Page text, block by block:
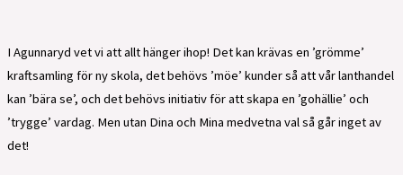
I Agunnaryd vet vi att allt hänger ihop! Det kan krävas en ’grömme’
kraftsamling för ny skola, det behövs ’möe’ kunder så att vår lanthandel
kan ’bära se’, och det behövs initiativ för att skapa en ’gohällie’ och
’trygge’ vardag. Men utan Dina och Mina medvetna val så går inget av
det!